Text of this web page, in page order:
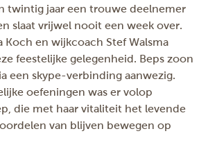
twintig jaar een trouwe deelnemer
slaat vrijwel nooit een week over.
Koch en wijkcoach Stef Walsma
feestelijke gelegenheid. Beps zoon
een skype-verbinding aanwezig.
oefeningen was er volop
die met haar vitaliteit het levende
van blijven bewegen op